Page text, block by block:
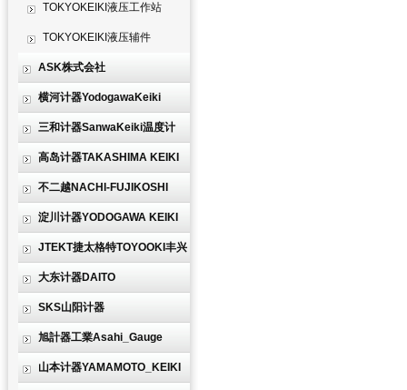
TOKYOKEIKI液压工作站
TOKYOKEIKI液压辅件
ASK株式会社
横河计器YodogawaKeiki
三和计器SanwaKeiki温度计
高岛计器TAKASHIMA KEIKI
不二越NACHI-FUJIKOSHI
淀川计器YODOGAWA KEIKI
JTEKT捷太格特TOYOOKI丰兴
大东计器DAITO
SKS山阳计器
旭計器工業Asahi_Gauge
山本计器YAMAMOTO_KEIKI